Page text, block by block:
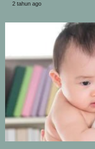
2 tahun ago